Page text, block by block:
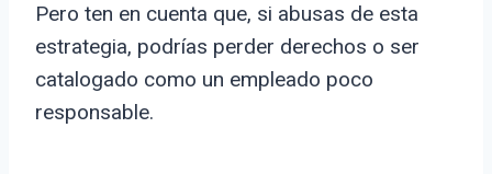
Pero ten en cuenta que, si abusas de esta
estrategia, podrías perder derechos o ser
catalogado como un empleado poco
responsable.